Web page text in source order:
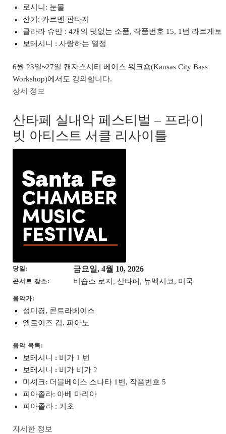
로시니: 눈물
산키: 카르멘 판타지
클라라 슈만 : 4개의 덧없는 소품, 작품번호 15, 1번 라르게토
보테시니 : 사랑하는 열정
6월 23일~27일 캔자스시티 베이스 워크숍(Kansas City Bass
Workshop)에서도 강의합니다.
상세 정보
산타페 실내악 페스티벌 – 프라이
빗 아티스트 서클 리사이틀
당일 금요일, 4월 10, 2026
콘서트 장소 비숍스 로지, 산타페, 뉴멕시코, 미국
음악가:
성미경, 콘트라베이스
엘로이즈 김, 피아노
음악 목록:
보테시니 : 비가 1 번
보테시니 : 비가 비가 2
미셰크: 더블베이스 소나타 1번, 작품번호 5
피아졸라: 아베 마리아
피아졸라 : 키초
자세한 정보